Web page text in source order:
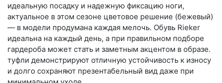
идеальную посадку и надежную фиксацию ноги,
актуальное в этом сезоне цветовое решение (бежевый)
— в модели продумана каждая мелочь. Обувь Rieker
идеальна на каждый день, а при правильном подборе
гардероба может стать и заметным акцентом в образе.
туфли демонстрируют отличную устойчивость к износу
и долго сохраняют презентабельный вид даже при